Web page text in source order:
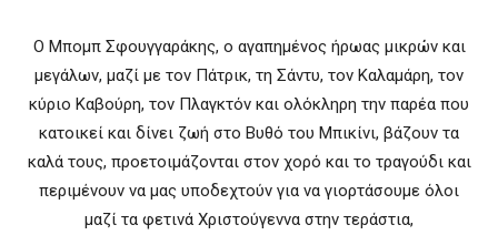
Ο Μπομπ Σφουγγαράκης, ο αγαπημένος ήρωας μικρών και
μεγάλων, μαζί με τον Πάτρικ, τη Σάντυ, τον Καλαμάρη, τον
κύριο Καβούρη, τον Πλαγκτόν και ολόκληρη την παρέα που
κατοικεί και δίνει ζωή στο Βυθό του Μπικίνι, βάζουν τα
καλά τους, προετοιμάζονται στον χορό και το τραγούδι και
περιμένουν να μας υποδεχτούν για να γιορτάσουμε όλοι
μαζί τα φετινά Χριστούγεννα στην τεράστια,